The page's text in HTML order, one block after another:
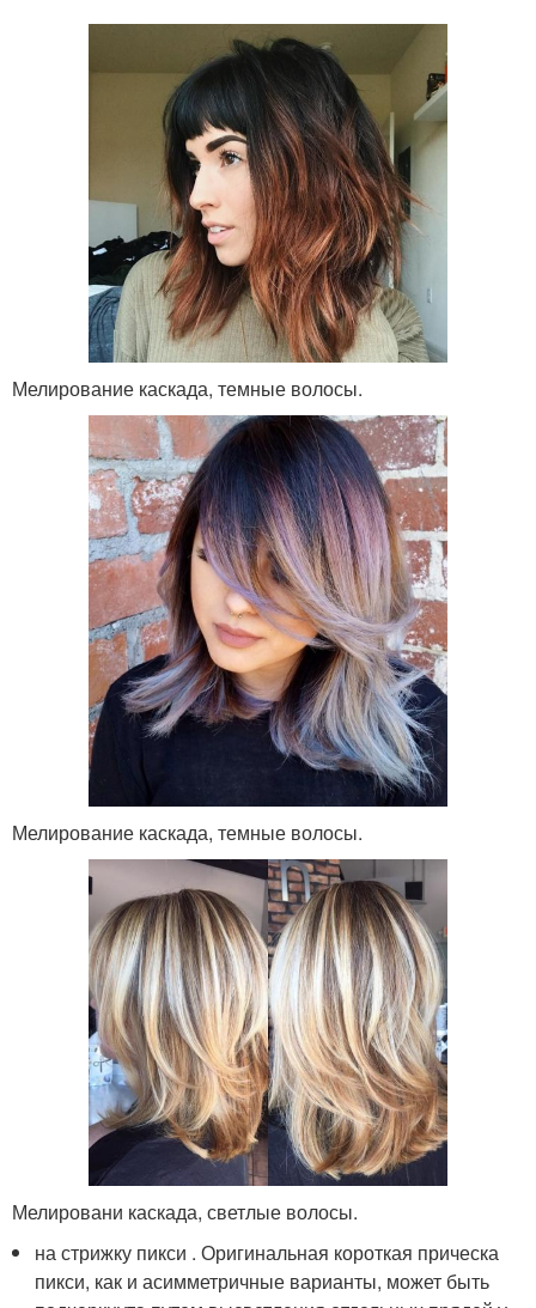
Мелирование каскада, темные волосы.
Мелирование каскада, темные волосы.
Мелировани каскада, светлые волосы.
на стрижку пикси . Оригинальная короткая прическа
пикси, как и асимметричные варианты, может быть